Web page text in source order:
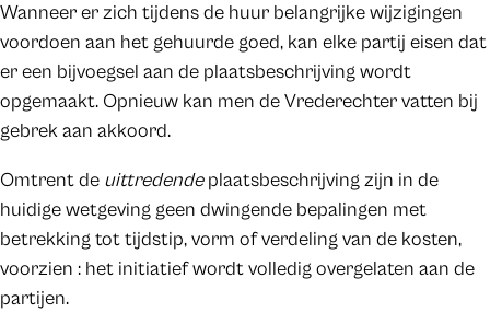
Wanneer er zich tijdens de huur belangrijke wijzigingen
voordoen aan het gehuurde goed, kan elke partij eisen dat
er een bijvoegsel aan de plaatsbeschrijving wordt
opgemaakt. Opnieuw kan men de Vrederechter vatten bij
gebrek aan akkoord.
Omtrent de uittredendeplaatsbeschrijving zijn in de
huidige wetgeving geen dwingende bepalingen met
betrekking tot tijdstip, vorm of verdeling van de kosten,
voorzien : het initiatief wordt volledig overgelaten aan de
partijen.